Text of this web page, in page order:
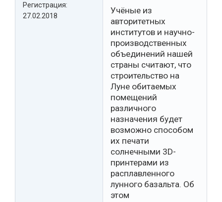
Регистрация:
27.02.2018
Учёные из
авторитетных
институтов и научно-
производственных
объединений нашей
страны считают, что
строительство на
Луне обитаемых
помещений
различного
назначения будет
возможно способом
их печати
солнечными 3D-
принтерами из
расплавленного
лунного базальта. Об
этом